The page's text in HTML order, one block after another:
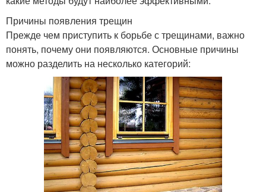
Причины появления трещин
Прежде чем приступить к борьбе с трещинами, важно
понять, почему они появляются. Основные причины
можно разделить на несколько категорий: